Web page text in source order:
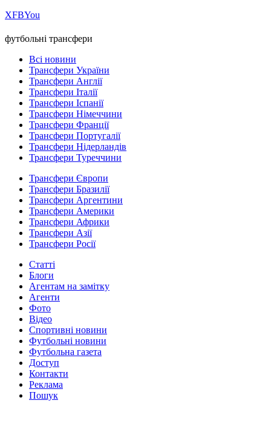
ХFBYou
футбольні трансфери
Всі новини
Трансфери України
Трансфери Англії
Трансфери Італії
Трансфери Іспанії
Трансфери Німеччини
Трансфери Франції
Трансфери Португалії
Трансфери Нідерландів
Трансфери Туреччини
Трансфери Європи
Трансфери Бразилії
Трансфери Аргентини
Трансфери Америки
Трансфери Африки
Трансфери Азії
Трансфери Росії
Статті
Блоги
Агентам на замітку
Агенти
Фото
Відео
Спортивні новини
Футбольні новини
Футбольна газета
Доступ
Контакти
Реклама
Пошук